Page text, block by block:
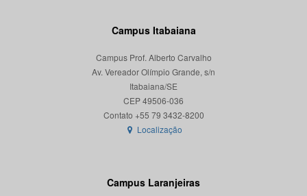
Campus Itabaiana
Campus Prof. Alberto Carvalho
Av. Vereador Olímpio Grande, s/n
Itabaiana/SE
CEP 49506-036
Localização
Campus Laranjeiras